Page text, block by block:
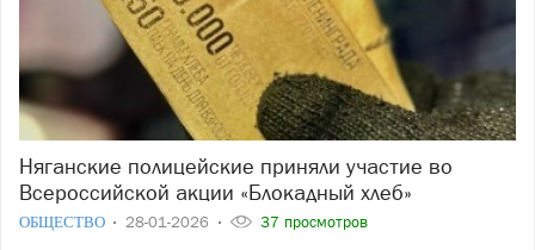
Няганские полицейские приняли участие во
Всероссийской акции «Блокадный хлеб»
ОБЩЕСТВО 28-01-2026 37 просмотров